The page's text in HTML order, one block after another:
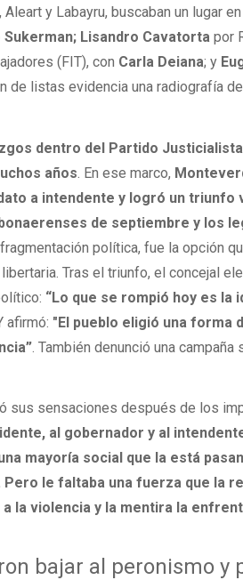
y Labayru, buscaban un lugar
Sukerman; Lisandro Cavatorta por
(FIT), con Carla Deiana; y
de listas evidencia una radiografía
dentro del Partido
años . En ese marco,
a intendente y logró un triunfo
de septiembre y los
política, fue la opción
Tras el triunfo, el concejal
“Lo que se rompió hoy es la
afirmó: "El pueblo eligió una forma
. También denunció una
sus sensaciones después de los
al gobernador y al
mayoría social que la está
le faltaba una fuerza que la
la violencia y la mentira la
bajar al peronismo y